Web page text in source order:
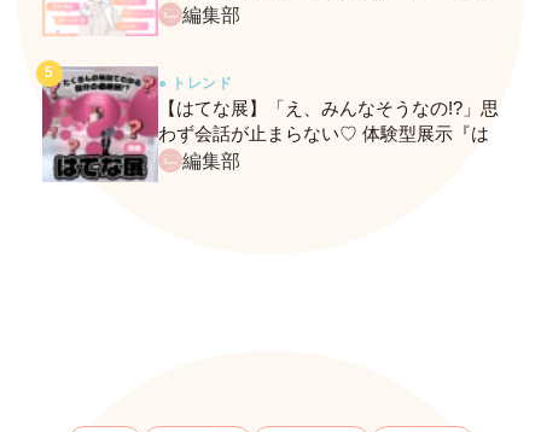
ネクストバズ予報もチェック♪
編集部
● トレンド
【はてな展】「え、みんなそうなの!?」思
わず会話が止まらない♡ 体験型展示『は
てな展』に行ってきたレポ
編集部